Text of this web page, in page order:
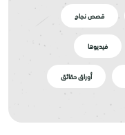
قصص نجاح
فيديوها
أوراق حقائق